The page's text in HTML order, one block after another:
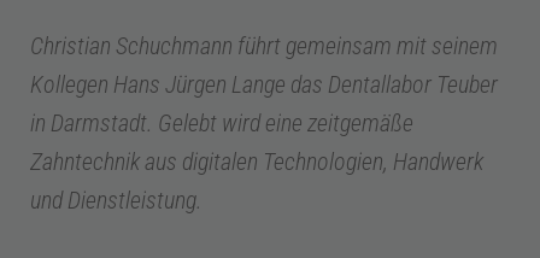
Christian Schuchmann führt gemeinsam mit seinem
Kollegen Hans Jürgen Lange das Dentallabor Teuber
in Darmstadt. Gelebt wird eine zeitgemäße
Zahntechnik aus digitalen Technologien, Handwerk
und Dienstleistung.